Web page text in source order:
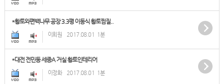
*황토와편백나무 공장 3.3평 이동식 황토찜질..
이희원 2017.08.01 1분
*대전 전민동 세종A 거실 황토인테리어
이정화 2017.08.01 1분